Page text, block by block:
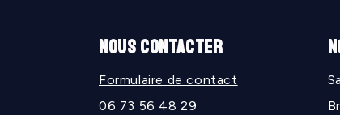
fenêtre
modale
NOUS CONTACTER
Formulaire de contact
06 73 56 48 29